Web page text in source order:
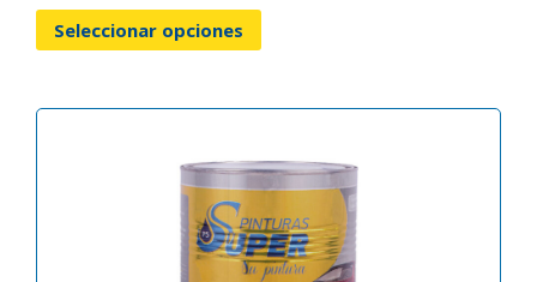
Seleccionar opciones